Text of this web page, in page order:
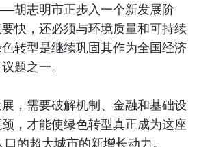
胡志明市正步入一个新发展阶
快，还必须与环境质量和可持续
转型是继续巩固其作为全国经济
题之一。
，需要破解机制、金融和基础设
，才能使绿色转型真正成为这座
的超大城市的新增长动力。